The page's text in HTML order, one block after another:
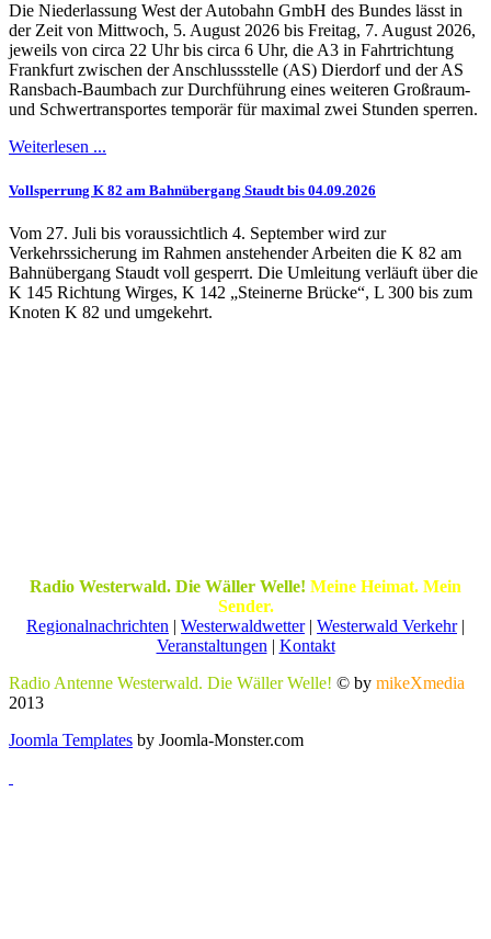
Die Niederlassung West der Autobahn GmbH des Bundes lässt in
der Zeit von Mittwoch, 5. August 2026 bis Freitag, 7. August 2026,
jeweils von circa 22 Uhr bis circa 6 Uhr, die A3 in Fahrtrichtung
Frankfurt zwischen der Anschlussstelle (AS) Dierdorf und der AS
Ransbach-Baumbach zur Durchführung eines weiteren Großraum-
und Schwertransportes temporär für maximal zwei Stunden sperren.
Weiterlesen ...
Vollsperrung K 82 am Bahnübergang Staudt bis 04.09.2026
Vom 27. Juli bis voraussichtlich 4. September wird zur
Verkehrssicherung im Rahmen anstehender Arbeiten die K 82 am
Bahnübergang Staudt voll gesperrt. Die Umleitung verläuft über die
K 145 Richtung Wirges, K 142 „Steinerne Brücke“, L 300 bis zum
Knoten K 82 und umgekehrt.
Radio Westerwald. Die Wäller Welle! Meine Heimat. Mein
Sender.
Regionalnachrichten | Westerwaldwetter| Westerwald Verkehr|
Veranstaltungen | Kontakt
Radio Antenne Westerwald. Die Wäller Welle! © by mikeXmedia
2013
Joomla Templates by Joomla-Monster.com